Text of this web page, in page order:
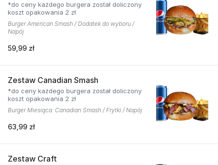
*do ceny każdego burgera został doliczony
koszt opakowania 2 zł
Burger American Smash / Dodatek do wyboru /
Napój
59,99 zł
Zestaw Canadian Smash
*do ceny każdego burgera został doliczony
koszt opakowania 2 zł
Burger Miesiąca: Canadian Smash / Frytki / Napój
63,99 zł
Zestaw Craft